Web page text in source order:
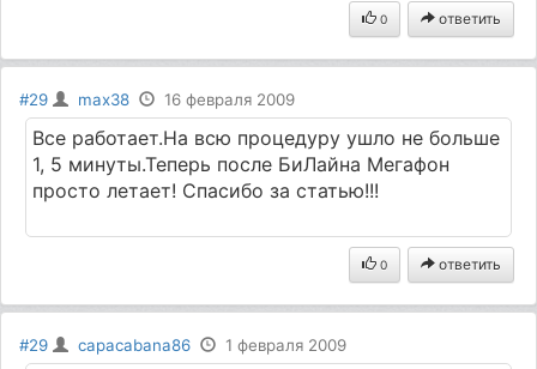
0 ответить
#29 max38 16 февраля 2009
Все работает.На всю процедуру ушло не больше
1, 5 минуты.Теперь после БиЛайна Мегафон
просто летает! Спасибо за статью!!!
0 ответить
#29 capacabana86 1 февраля 2009